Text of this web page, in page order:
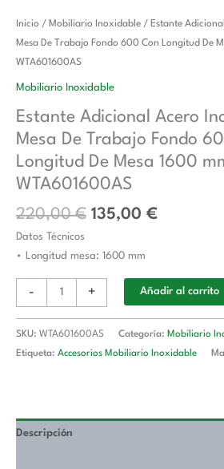
Inicio / Mobiliario Inoxidable / Estante
Mesa De Trabajo Fondo 600 Con Longitud De
WTA601600AS
Mobiliario Inoxidable
Estante Adicional Acero
Mesa De Trabajo Fondo
Longitud De Mesa 1600
WTA601600AS
220,00€
El
precio
era:
135,00 €
El
precio
Datos Técnicos
• Longitud mesa: 1600 mm
-
Estante
Adicional
Acero
Inoxidable
Mesa
De
Trabajo
Fondo
Con
Longitud
De
1600
WTA601600AS
cantidad
+ Añadir al carrito
SKU: WTA601600AS Categoría: Mobiliario
Etiqueta: Accesorios Mobiliario Inoxidable
Descripción